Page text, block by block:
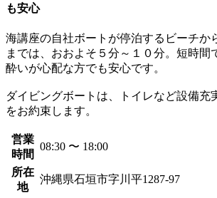
も安心
海講座の自社ボートが停泊するビーチか
までは、おおよそ５分～１０分。短時間
酔いが心配な方でも安心です。
ダイビングボートは、トイレなど設備充
をお約束します。
営業
時間
08:30 〜 18:00
所在
地
沖縄県石垣市字川平1287-97